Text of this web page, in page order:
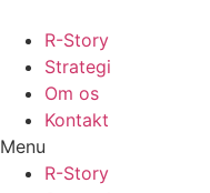
R-Story
Strategi
Om os
Kontakt
Menu
R-Story